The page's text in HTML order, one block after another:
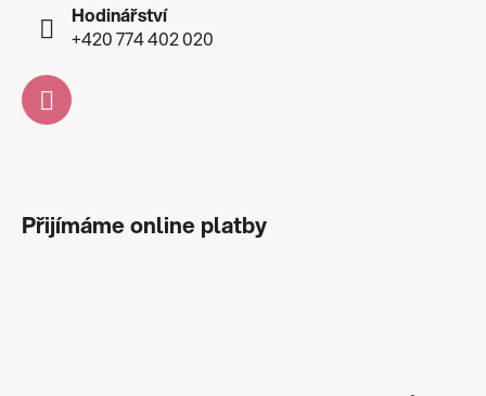
Hodinářství
+420 774 402 020
Přijímáme online platby